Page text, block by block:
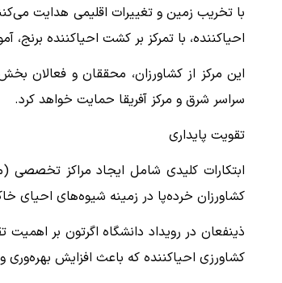
با تخریب زمین و تغییرات اقلیمی هدایت
احیاکننده، با تمرکز بر کشت احیاکننده
این مرکز از کشاورزان، محققان و فعالان
سراسر شرق و مرکز آفریقا حمایت خواهد کرد.
تقویت پایداری
ابتکارات کلیدی شامل ایجاد مراکز تخصصی
کشاورزان خرده‌پا در زمینه شیوه‌های احیای
ذینفعان در رویداد دانشگاه اگرتون بر
کشاورزی احیاکننده که باعث افزایش